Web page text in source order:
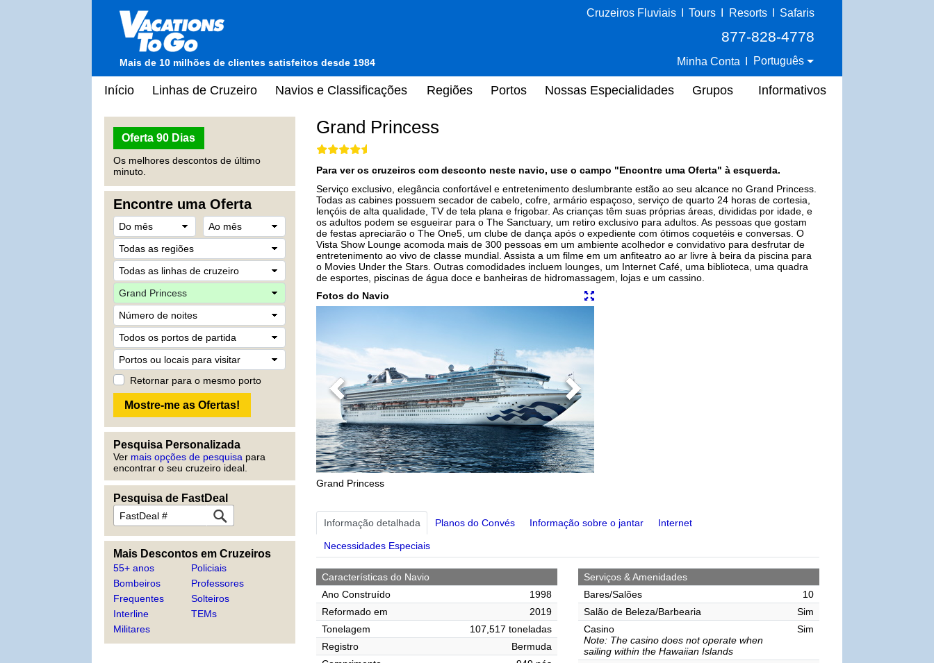
Mais de 10 milhões de clientes satisfeitos desde 1984
Cruzeiros Fluviais Tours Resorts Safaris
877-828-4778
Minha Conta Português
Início Linhas de Cruzeiro Navios e Classificações Regiões Portos Nossas Especialidades Grupos Informativos
Oferta 90 Dias
Os melhores descontos de último
minuto.
Encontre uma Oferta
Retornar para o mesmo porto
Pesquisa Personalizada
Ver mais opções de pesquisa para
encontrar o seu cruzeiro ideal.
Pesquisa de FastDeal
Mais Descontos em Cruzeiros
55+ anos
Bombeiros
Frequentes
Interline
Militares
Policiais
Professores
Solteiros
TEMs
Grand Princess
Para ver os cruzeiros com desconto neste navio, use o campo "Encontre uma Oferta" à esquerda.
Serviço exclusivo, elegância confortável e entretenimento deslumbrante estão ao seu alcance no Grand Princess.
Todas as cabines possuem secador de cabelo, cofre, armário espaçoso, serviço de quarto 24 horas de cortesia,
lençóis de alta qualidade, TV de tela plana e frigobar. As crianças têm suas próprias áreas, divididas por idade, e
os adultos podem se esgueirar para o The Sanctuary, um retiro exclusivo para adultos. As pessoas que gostam
de festas apreciarão o The One5, um clube de dança após o expediente com ótimos coquetéis e conversas. O
Vista Show Lounge acomoda mais de 300 pessoas em um ambiente acolhedor e convidativo para desfrutar de
entretenimento ao vivo de classe mundial. Assista a um filme em um anfiteatro ao ar livre à beira da piscina para
o Movies Under the Stars. Outras comodidades incluem lounges, um Internet Café, uma biblioteca, uma quadra
de esportes, piscinas de água doce e banheiras de hidromassagem, lojas e um cassino.
Fotos do Navio
Previous Next
Grand Princess
Informação detalhada Planos do Convés Informação sobre o jantar Internet
Necessidades Especiais
Características do Navio
Ano Construído
1998
Reformado em
2019
Tonelagem
107,517 toneladas
Registro
Bermuda
Serviços & Amenidades
Bares/Salões
10
Salão de Beleza/Barbearia
Sim
Casino
Note: The casino does not operate when
sailing within the Hawaiian Islands
Sim